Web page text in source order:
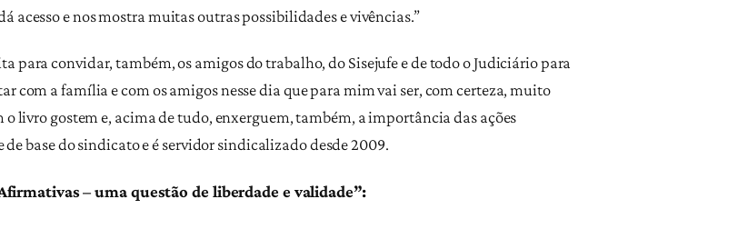
acesso e nos mostra muitas outras possibilidades e vivências.”
para convidar, também, os amigos do trabalho, do Sisejufe e de todo o Judiciário para
com a família e com os amigos nesse dia que para mim vai ser, com certeza, muito
o livro gostem e, acima de tudo, enxerguem, também, a importância das ações
base do sindicato e é servidor sindicalizado desde 2009.
– uma questão de liberdade e validade”: